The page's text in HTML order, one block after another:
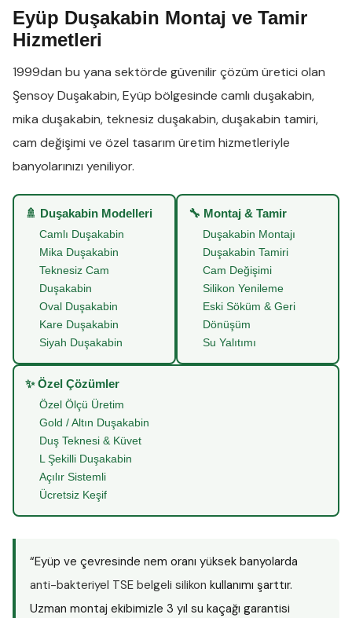
Eyüp Duşakabin Montaj ve Tamir
Hizmetleri
1999dan bu yana sektörde güvenilir çözüm üretici olan
Şensoy Duşakabin,Eyüp bölgesinde camlı duşakabin,
mika duşakabin, teknesiz duşakabin,duşakabin tamiri,
cam değişimi ve özel tasarım üretim hizmetleriyle
banyolarınızı yeniliyor.
🚿 Duşakabin Modelleri
Camlı Duşakabin
Mika Duşakabin
Teknesiz Cam
Duşakabin
Oval Duşakabin
Kare Duşakabin
Siyah Duşakabin
🔧 Montaj & Tamir
Duşakabin Montajı
Duşakabin Tamiri
Cam Değişimi
Silikon Yenileme
Eski Söküm & Geri
Dönüşüm
Su Yalıtımı
✨ Özel Çözümler
Özel Ölçü Üretim
Gold / Altın Duşakabin
Duş Teknesi & Küvet
L Şekilli Duşakabin
Açılır Sistemli
Ücretsiz Keşif
“Eyüp ve çevresinde nem oranı yüksek banyolarda
anti-bakteriyel TSE belgeli silikon kullanımı şarttır.
Uzman montaj ekibimizle 3 yıl su kaçağı garantisi